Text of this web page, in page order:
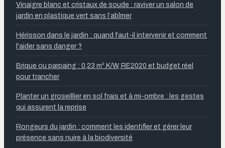
Vinaigre blanc et cristaux de soude : raviver un salon de
jardin en plastique vert sans l’abîmer
Hérisson dans le jardin : quand faut-il intervenir et comment
l'aider sans danger ?
Brique ou parpaing : 0,23 m².K/W, RE2020 et budget réel
pour trancher
Planter un groseillier en sol frais et à mi-ombre : les gestes
qui assurent la reprise
Rongeurs du jardin : comment les identifier et gérer leur
présence sans nuire à la biodiversité